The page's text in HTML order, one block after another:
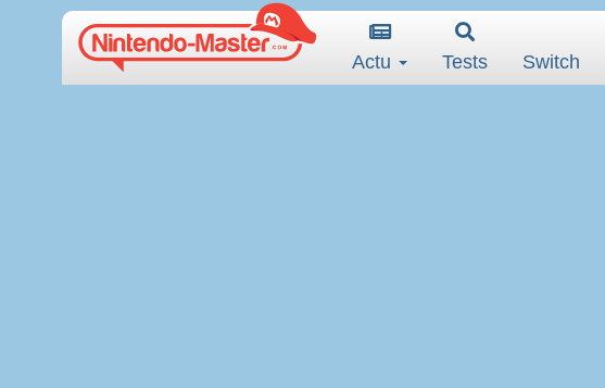
Actu Tests Switch